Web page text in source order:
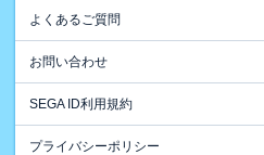
よくあるご質問
お問い合わせ
SEGA ID利用規約
プライバシーポリシー